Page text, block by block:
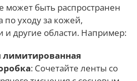
может быть распространен
по уходу за кожей,
другие области. Например:
лимитированная
: Сочетайте ленты со